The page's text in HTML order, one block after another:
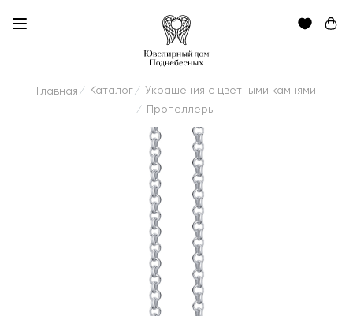
Главная / Каталог / Украшения с цветными камнями
/ Пропеллеры